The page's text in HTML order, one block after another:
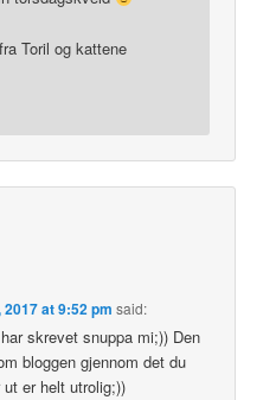
Toril og kattene
at 9:52 pm said:
skrevet snuppa mi;)) Den
bloggen gjennom det du
er helt utrolig;))